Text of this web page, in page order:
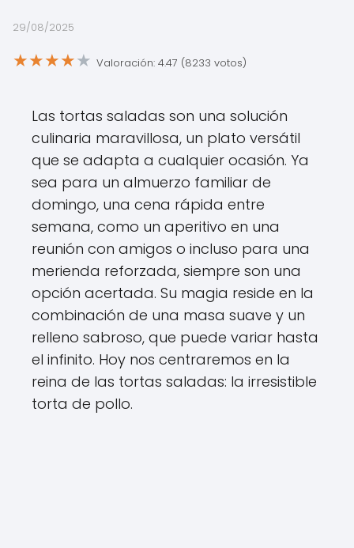
29/08/2025
★★★★★ Valoración: 4.47 (8233 votos)
Las tortas saladas son una solución
culinaria maravillosa, un plato versátil
que se adapta a cualquier ocasión. Ya
sea para un almuerzo familiar de
domingo, una cena rápida entre
semana, como un aperitivo en una
reunión con amigos o incluso para una
merienda reforzada, siempre son una
opción acertada. Su magia reside en la
combinación de una masa suave y un
relleno sabroso, que puede variar hasta
el infinito. Hoy nos centraremos en la
reina de las tortas saladas: la irresistible
torta de pollo.